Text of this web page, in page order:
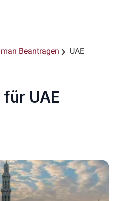
Beantragen
UAE
UAE